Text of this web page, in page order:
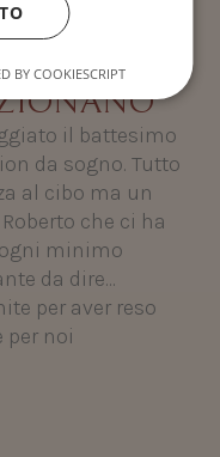
il battesimo
da sogno. Tutto
al cibo ma un
che ci ha
minimo
da dire…
per aver reso
per noi
BY COOKIESCRIPT